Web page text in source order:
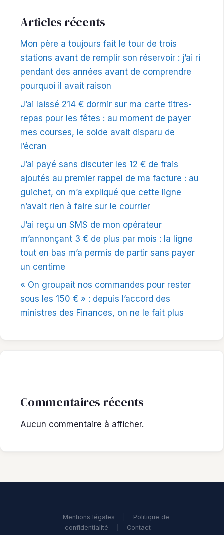
Articles récents
Mon père a toujours fait le tour de trois
stations avant de remplir son réservoir : j’ai ri
pendant des années avant de comprendre
pourquoi il avait raison
J’ai laissé 214 € dormir sur ma carte titres-
repas pour les fêtes : au moment de payer
mes courses, le solde avait disparu de
l’écran
J’ai payé sans discuter les 12 € de frais
ajoutés au premier rappel de ma facture : au
guichet, on m’a expliqué que cette ligne
n’avait rien à faire sur le courrier
J’ai reçu un SMS de mon opérateur
m’annonçant 3 € de plus par mois : la ligne
tout en bas m’a permis de partir sans payer
un centime
« On groupait nos commandes pour rester
sous les 150 € » : depuis l’accord des
ministres des Finances, on ne le fait plus
Commentaires récents
Aucun commentaire à afficher.
Mentions légales
Politique de
confidentialité
Contact